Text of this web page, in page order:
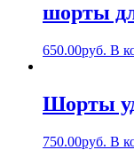
шорты
650.00руб. В
Шорты
750.00руб. В